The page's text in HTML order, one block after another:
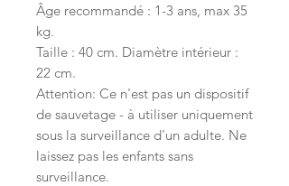
Âge recommandé : 1-3 ans, max 35
kg.
Taille : 40 cm. Diamètre intérieur :
22 cm.
Attention: Ce n'est pas un dispositif
de sauvetage - à utiliser uniquement
sous la surveillance d'un adulte. Ne
laissez pas les enfants sans
surveillance.